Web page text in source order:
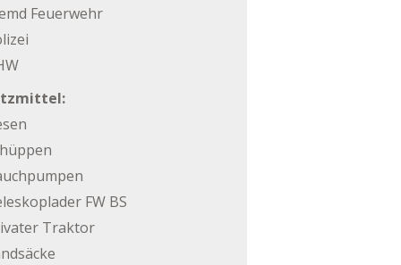
Feuerwehr
FW BS
Traktor